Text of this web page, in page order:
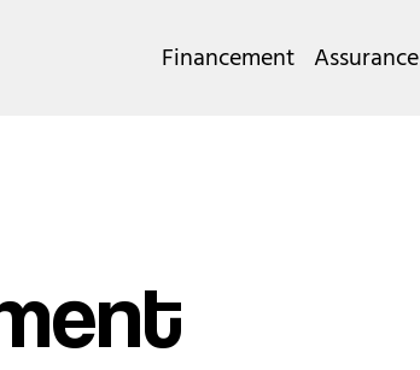
Financement Assurance